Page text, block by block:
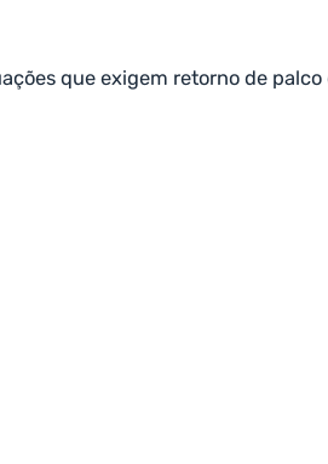
que exigem retorno de palco